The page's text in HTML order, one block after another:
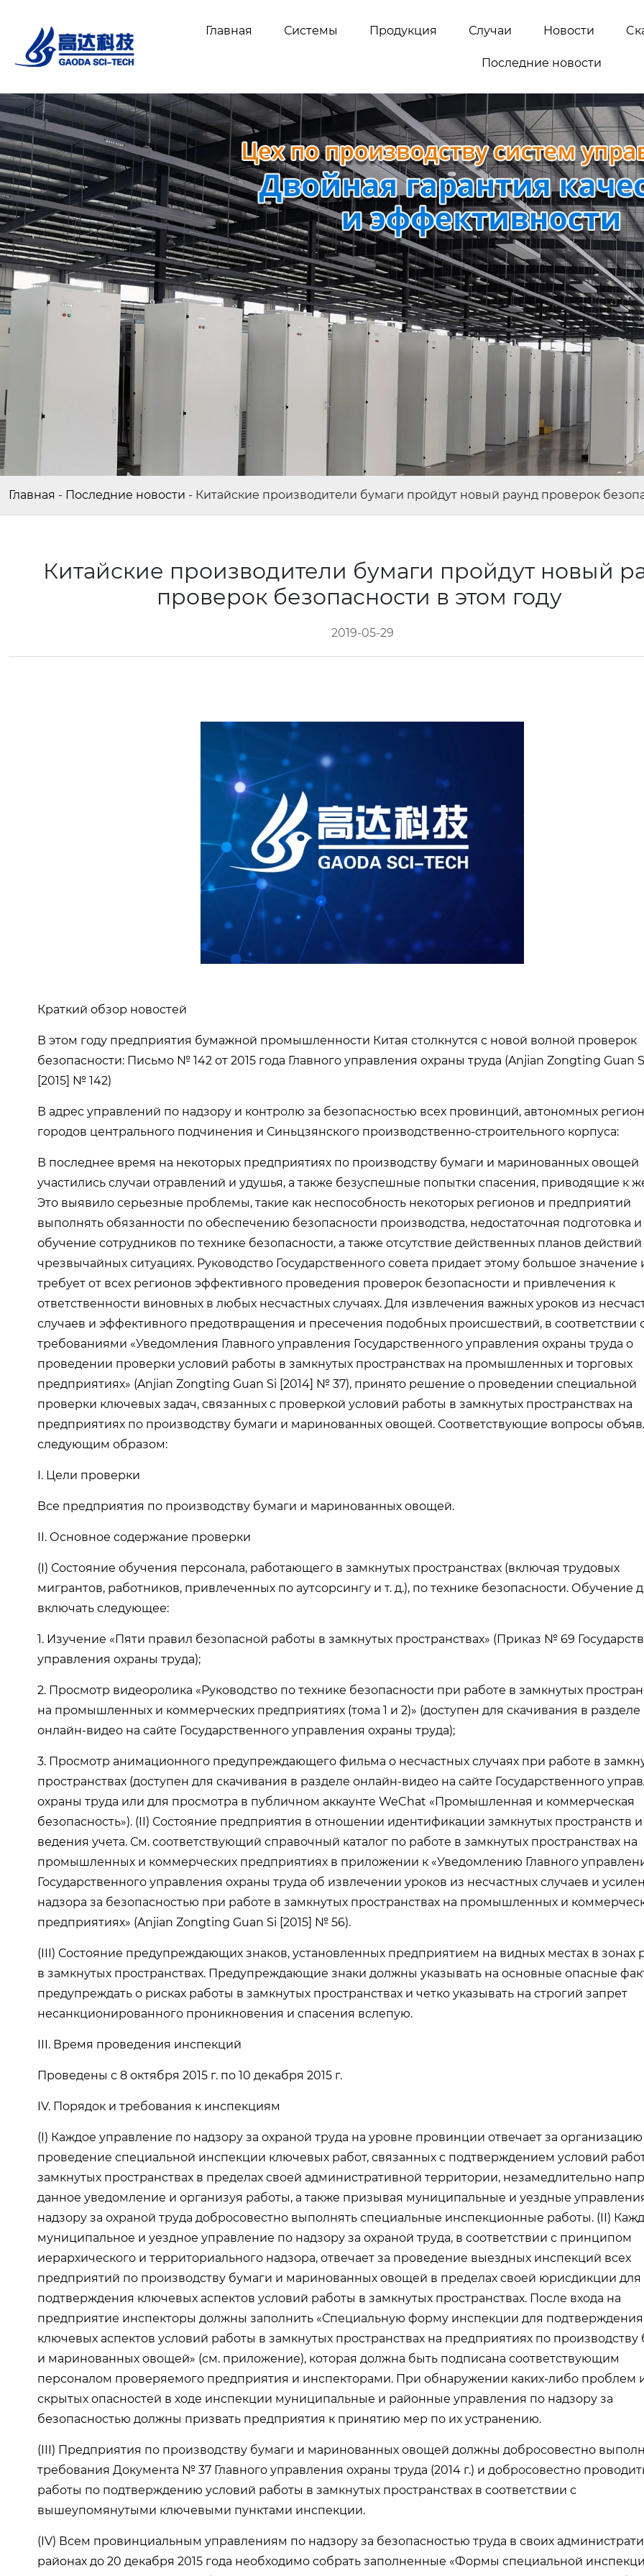
Главная Системы Продукция Случаи Новости
Последние новости
Главная - Последние новости - Китайские производители бумаги пройдут новый раунд проверок
Китайские производители бумаги пройдут новый
проверок безопасности в этом году
2019-05-29
Краткий обзор новостей
В этом году предприятия бумажной промышленности Китая столкнутся с новой волной проверок
безопасности: Письмо № 142 от 2015 года Главного управления охраны труда (Anjian Zongting Guan
[2015] № 142)
В адрес управлений по надзору и контролю за безопасностью всех провинций, автономных
городов центрального подчинения и Синьцзянского производственно-строительного корпуса:
В последнее время на некоторых предприятиях по производству бумаги и маринованных овощей
участились случаи отравлений и удушья, а также безуспешные попытки спасения, приводящие к
Это выявило серьезные проблемы, такие как неспособность некоторых регионов и предприятий
выполнять обязанности по обеспечению безопасности производства, недостаточная подготовка и
обучение сотрудников по технике безопасности, а также отсутствие действенных планов действий
чрезвычайных ситуациях. Руководство Государственного совета придает этому большое значение
требует от всех регионов эффективного проведения проверок безопасности и привлечения к
ответственности виновных в любых несчастных случаях. Для извлечения важных уроков из
случаев и эффективного предотвращения и пресечения подобных происшествий, в соответствии
требованиями «Уведомления Главного управления Государственного управления охраны труда о
проведении проверки условий работы в замкнутых пространствах на промышленных и торговых
предприятиях» (Anjian Zongting Guan Si [2014] № 37), принято решение о проведении специальной
проверки ключевых задач, связанных с проверкой условий работы в замкнутых пространствах на
предприятиях по производству бумаги и маринованных овощей. Соответствующие вопросы
следующим образом:
I. Цели проверки
Все предприятия по производству бумаги и маринованных овощей.
II. Основное содержание проверки
(I) Состояние обучения персонала, работающего в замкнутых пространствах (включая трудовых
мигрантов, работников, привлеченных по аутсорсингу и т. д.), по технике безопасности. Обучение
включать следующее:
1. Изучение «Пяти правил безопасной работы в замкнутых пространствах» (Приказ № 69
управления охраны труда);
2. Просмотр видеоролика «Руководство по технике безопасности при работе в замкнутых
на промышленных и коммерческих предприятиях (тома 1 и 2)» (доступен для скачивания в разделе
онлайн-видео на сайте Государственного управления охраны труда);
3. Просмотр анимационного предупреждающего фильма о несчастных случаях при работе в
пространствах (доступен для скачивания в разделе онлайн-видео на сайте Государственного
охраны труда или для просмотра в публичном аккаунте WeChat «Промышленная и коммерческая
безопасность»). (II) Состояние предприятия в отношении идентификации замкнутых пространств и
ведения учета. См. соответствующий справочный каталог по работе в замкнутых пространствах на
промышленных и коммерческих предприятиях в приложении к «Уведомлению Главного
Государственного управления охраны труда об извлечении уроков из несчастных случаев и
надзора за безопасностью при работе в замкнутых пространствах на промышленных и
предприятиях» (Anjian Zongting Guan Si [2015] № 56).
(III) Состояние предупреждающих знаков, установленных предприятием на видных местах в зонах
в замкнутых пространствах. Предупреждающие знаки должны указывать на основные опасные
предупреждать о рисках работы в замкнутых пространствах и четко указывать на строгий запрет
несанкционированного проникновения и спасения вслепую.
III. Время проведения инспекций
Проведены с 8 октября 2015 г. по 10 декабря 2015 г.
IV. Порядок и требования к инспекциям
(I) Каждое управление по надзору за охраной труда на уровне провинции отвечает за
проведение специальной инспекции ключевых работ, связанных с подтверждением условий
замкнутых пространствах в пределах своей административной территории, незамедлительно
данное уведомление и организуя работы, а также призывая муниципальные и уездные
надзору за охраной труда добросовестно выполнять специальные инспекционные работы. (II)
муниципальное и уездное управление по надзору за охраной труда, в соответствии с принципом
иерархического и территориального надзора, отвечает за проведение выездных инспекций всех
предприятий по производству бумаги и маринованных овощей в пределах своей юрисдикции для
подтверждения ключевых аспектов условий работы в замкнутых пространствах. После входа на
предприятие инспекторы должны заполнить «Специальную форму инспекции для подтверждения
ключевых аспектов условий работы в замкнутых пространствах на предприятиях по производству
и маринованных овощей» (см. приложение), которая должна быть подписана соответствующим
персоналом проверяемого предприятия и инспекторами. При обнаружении каких-либо проблем
скрытых опасностей в ходе инспекции муниципальные и районные управления по надзору за
безопасностью должны призвать предприятия к принятию мер по их устранению.
(III) Предприятия по производству бумаги и маринованных овощей должны добросовестно
требования Документа № 37 Главного управления охраны труда (2014 г.) и добросовестно
работы по подтверждению условий работы в замкнутых пространствах в соответствии с
вышеупомянутыми ключевыми пунктами инспекции.
(IV) Всем провинциальным управлениям по надзору за безопасностью труда в своих
районах до 20 декабря 2015 года необходимо собрать заполненные «Формы специальной